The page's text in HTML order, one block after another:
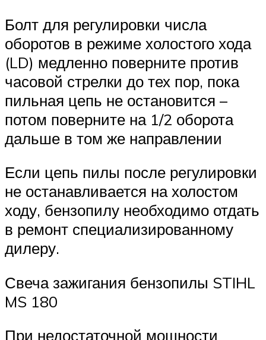
Болт для регулировки числа
оборотов в режиме холостого хода
(LD) медленно поверните против
часовой стрелки до тех пор, пока
пильная цепь не остановится –
потом поверните на 1/2 оборота
дальше в том же направлении
Если цепь пилы после регулировки
не останавливается на холостом
ходу, бензопилу необходимо отдать
в ремонт специализированному
дилеру.
Свеча зажигания бензопилы STIHL
MS 180
При недостаточной мощности